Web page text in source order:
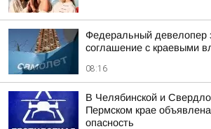
Федеральный девелопер
соглашение с краевыми
08:16
В Челябинской и
Пермском крае
опасность